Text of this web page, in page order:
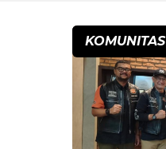
KOMUNITAS